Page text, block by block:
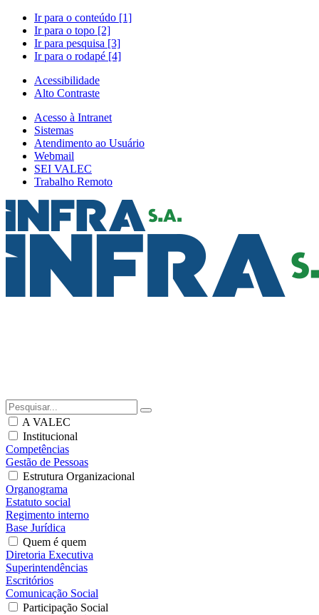
Ir para o conteúdo [1]
Ir para o topo [2]
Ir para pesquisa [3]
Ir para o rodapé [4]
Acessibilidade
Alto Contraste
Acesso à Intranet
Sistemas
Atendimento ao Usuário
Webmail
SEI VALEC
Trabalho Remoto
A VALEC
Institucional
Competências
Gestão de Pessoas
Estrutura Organizacional
Organograma
Estatuto social
Regimento interno
Base Jurídica
Quem é quem
Diretoria Executiva
Superintendências
Escritórios
Comunicação Social
Participação Social